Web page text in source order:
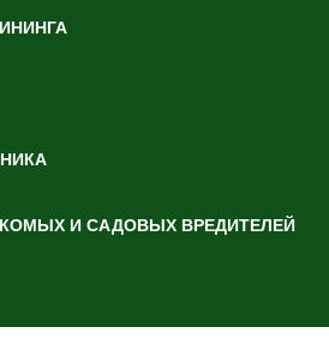
И САДОВЫХ ВРЕДИТЕЛЕЙ